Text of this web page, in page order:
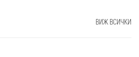
ВИЖ ВСИЧКИ